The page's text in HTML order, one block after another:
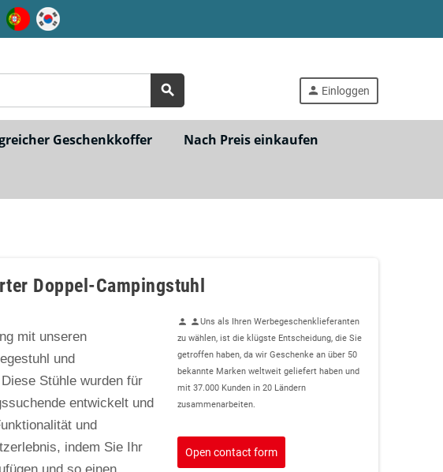
search person Einloggen
Geschenkkoffer Nach Preis einkaufen
Doppel-Campingstuhl
mit unseren
und
Stühle wurden für
entwickelt und
und
indem Sie Ihr
und so einen
person personUns als Ihren Werbegeschenklieferanten
zu wählen, ist die klügste Entscheidung, die Sie
getroffen haben, da wir Geschenke an über 50
bekannte Marken weltweit geliefert haben und
mit 37.000 Kunden in 20 Ländern
zusammenarbeiten.
Open contact form